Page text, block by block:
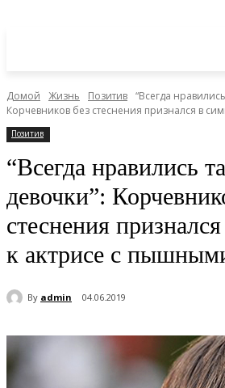
Домой Жизнь Позитив “Всегда
Корчевников без стеснения признался в
Позитив
“Всегда нравились
девочки”:
стеснения
к актрисе с
By admin 04.06.2019